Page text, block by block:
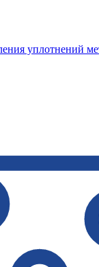
уплотнений